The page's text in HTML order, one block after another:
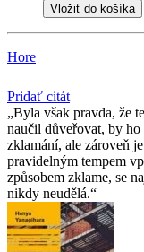
Vložiť do košíka
Hore
Pridať citát
Byla však pravda, že
naučil důveřovat, by ho
zklamání, ale zároveň
pravidelným tempem
způsobem zklame, se
nikdy neudělá.